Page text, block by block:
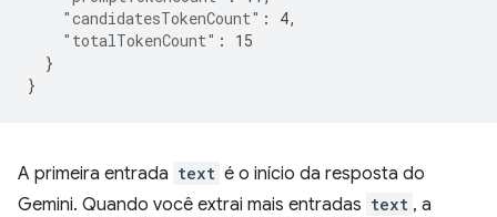
"candidatesTokenCount" : 4,
"totalTokenCount" :
15
}
}
A primeira entrada text é o início da resposta do
Gemini. Quando você extrai mais entradas text , a